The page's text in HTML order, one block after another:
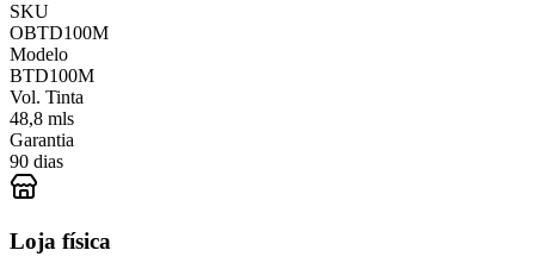
SKU
OBTD100M
Modelo
BTD100M
Vol. Tinta
48,8 mls
Garantia
90 dias
Loja física